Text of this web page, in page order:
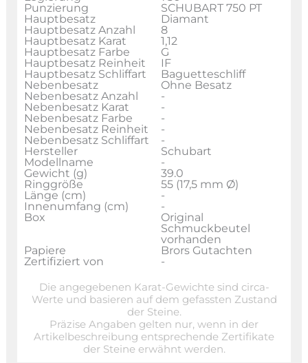
Punzierung
SCHUBART 750 PT
Hauptbesatz
Diamant
Hauptbesatz Anzahl
8
Hauptbesatz Karat
1,12
Hauptbesatz Farbe
G
Hauptbesatz Reinheit
IF
Hauptbesatz Schliffart
Baguetteschliff
Nebenbesatz
Ohne Besatz
Nebenbesatz Anzahl
-
Nebenbesatz Karat
-
Nebenbesatz Farbe
-
Nebenbesatz Reinheit
-
Nebenbesatz Schliffart
-
Hersteller
Schubart
Modellname
-
Gewicht (g)
39.0
Ringgröße
55 (17,5 mm Ø)
Länge (cm)
-
Innenumfang (cm)
-
Box
Original
Schmuckbeutel
vorhanden
Papiere
Brors Gutachten
Zertifiziert von
-
Die angegebenen Karat-Gewichte sind circa-
Werte und basieren auf dem gefassten Zustand
der Steine.
Präzise Angaben gelten nur, wenn in der
Artikelbeschreibung entsprechende Zertifikate
der Steine erwähnt werden.